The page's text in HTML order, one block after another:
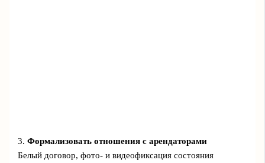
3.Формализовать отношения с арендаторами
Белый договор, фото- и видеофиксация состояния